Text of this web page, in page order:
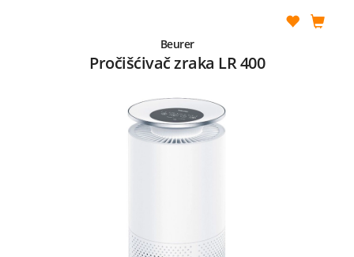
Beurer
Pročišćivač zraka LR 400